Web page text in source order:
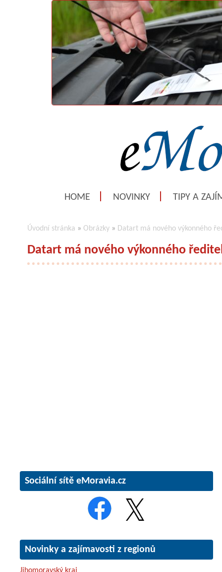
HOME NOVINKY TIPY A
Úvodní stránka » Obrázky » Datart má nového výkonného
Datart má nového výkonného
Sociální sítě eMoravia.cz
Novinky a zajímavosti z regionů
Jihomoravský kraj